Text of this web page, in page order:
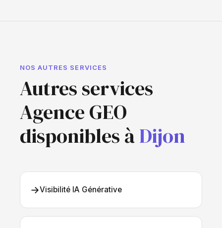
NOS AUTRES SERVICES
Autres services
Agence GEO
disponibles àDijon
→Visibilité IA Générative